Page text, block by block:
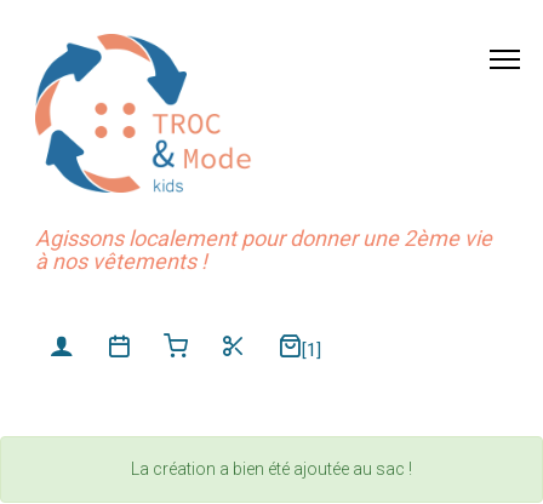
Agissons localement pour donner une 2ème vie
à nos vêtements !
[1]
La création a bien été ajoutée au sac !